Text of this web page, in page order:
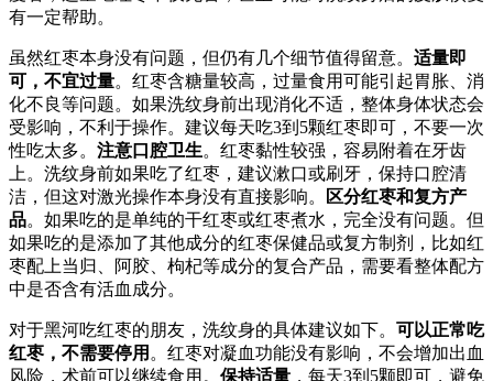
有一定帮助。
虽然红枣本身没有问题，但仍有几个细节值得留意。 适量即
可，不宜过量。红枣含糖量较高，过量食用可能引起胃胀、消
化不良等问题。如果洗纹身前出现消化不适，整体身体状态会
受影响，不利于操作。建议每天吃3到5颗红枣即可，不要一次
性吃太多。 注意口腔卫生。红枣黏性较强，容易附着在牙齿
上。洗纹身前如果吃了红枣，建议漱口或刷牙，保持口腔清
洁，但这对激光操作本身没有直接影响。
区分红枣和复方产
品。如果吃的是单纯的干红枣或红枣煮水，完全没有问题。但
如果吃的是添加了其他成分的红枣保健品或复方制剂，比如红
枣配上当归、阿胶、枸杞等成分的复合产品，需要看整体配方
中是否含有活血成分。
对于黑河吃红枣的朋友，洗纹身的具体建议如下。 可以正常吃
红枣，不需要停用 。红枣对凝血功能没有影响，不会增加出血
风险，术前可以继续食用。 保持适量 ，每天3到5颗即可，避免